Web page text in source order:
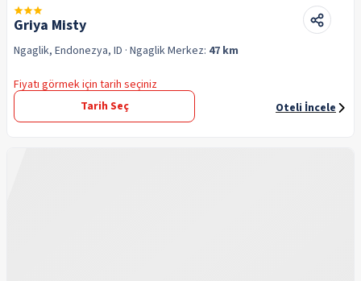
Griya Misty
Ngaglik, Endonezya, ID · NgaglikMerkez: 47 km
Fiyatı görmek için tarih seçiniz
Tarih Seç
Oteli İncele